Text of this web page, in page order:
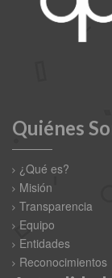
Quiénes
¿Qué es?
Misión
Transparencia
Equipo
Entidades
Reconocimientos